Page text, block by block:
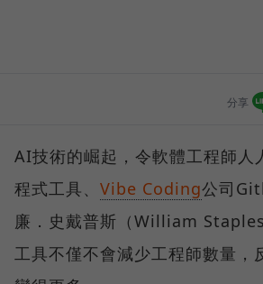
分享
AI技術的崛起，令軟體工程師人
程式工具、 Vibe Coding公司
廉．史戴普斯（William
工具不僅不會減少工程師數量，